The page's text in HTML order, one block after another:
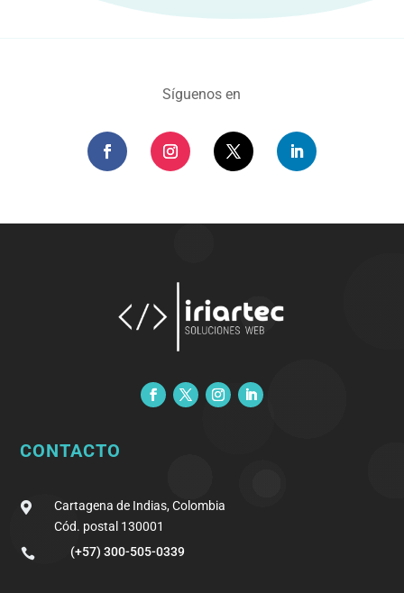
Síguenos en
CONTACTO

Cartagena de Indias, Colombia
Cód. postal 130001

(+57) 300-505-0339